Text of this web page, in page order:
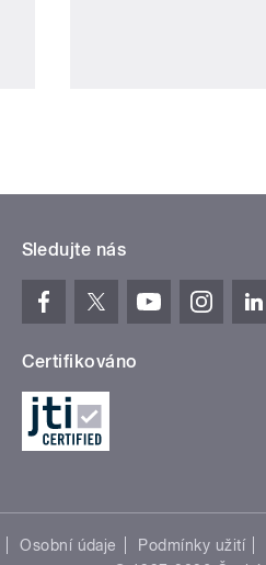
Sledujte nás
Certifikováno
Osobní údaje Podmínky užití